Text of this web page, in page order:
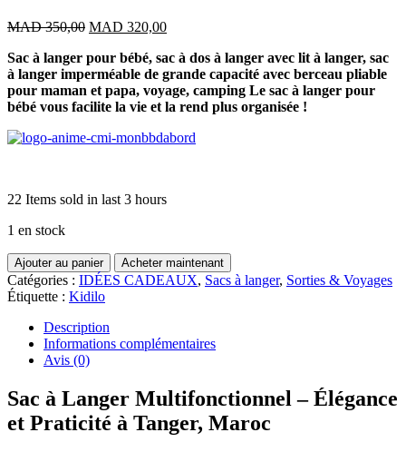
MAD350,00 Le
initial
était :
MAD 350,00.
MAD 320,00Le
actuel
est :
MAD 320,00.
Sac à langer pour bébé, sac à dos à langer avec lit à langer, sac
à langer imperméable de grande capacité avec berceau pliable
pour maman et papa, voyage, camping Le sac à langer pour
bébé vous facilite la vie et la rend plus organisée !
22 Items sold in last 3 hours
1 en stock
quantité
de
Sac
maternité
Couffin
Deer
Ajouter au panier Acheter maintenant
Catégories : IDÉES CADEAUX, Sacs à langer, Sorties & Voyages
Étiquette : Kidilo
Description
Informations complémentaires
Avis (0)
Sac à Langer Multifonctionnel – Élégance
et Praticité à Tanger, Maroc